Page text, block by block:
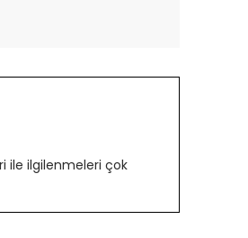
ile ilgilenmeleri çok